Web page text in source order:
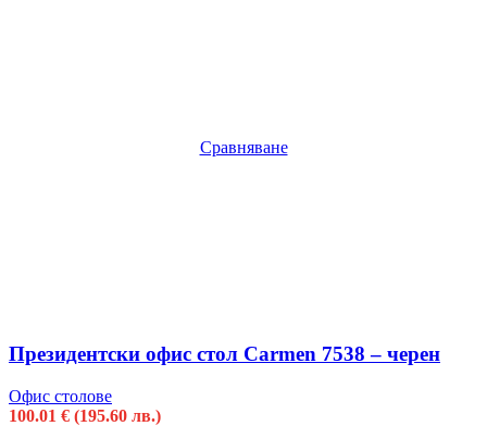
Сравняване
Президентски офис стол Carmen 7538 – черен
Офис столове
100.01 € (195.60 лв.)